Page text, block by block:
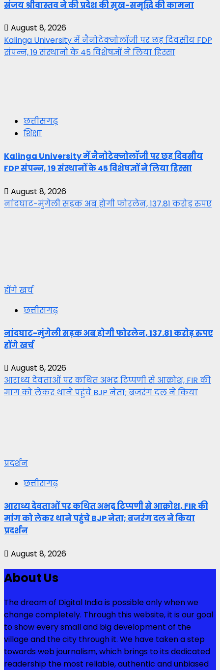
संजय श्रीवास्तव ने की प्रदेश की सुख-समृद्धि की कामना
August 8, 2026
Kalinga University में नैनोटेक्नोलॉजी पर छह दिवसीय FDP
संपन्न, 19 संस्थानों के 45 विशेषज्ञों ने लिया हिस्सा
छत्तीसगढ़
शिक्षा
Kalinga University में नैनोटेक्नोलॉजी पर छह दिवसीय
FDP संपन्न, 19 संस्थानों के 45 विशेषज्ञों ने लिया हिस्सा
August 8, 2026
नांदघाट-मुंगेली सड़क अब होगी फोरलेन, 137.81 करोड़ रुपए
होंगे खर्च
छत्तीसगढ़
नांदघाट-मुंगेली सड़क अब होगी फोरलेन, 137.81 करोड़ रुपए
होंगे खर्च
August 8, 2026
आराध्य देवताओं पर कथित अभद्र टिप्पणी से आक्रोश, FIR की
मांग को लेकर थाने पहुंचे BJP नेता; बजरंग दल ने किया
प्रदर्शन
छत्तीसगढ़
आराध्य देवताओं पर कथित अभद्र टिप्पणी से आक्रोश, FIR की
मांग को लेकर थाने पहुंचे BJP नेता; बजरंग दल ने किया
प्रदर्शन
August 8, 2026
About Us
The dream of Digital India is possible only when we
change completely. Through this website, it is our goal
to show every small and big development of the
village and the city through it. We have taken a step
towards web journalism, which brings to its dedicated
readership the most reliable, authentic and unbiased